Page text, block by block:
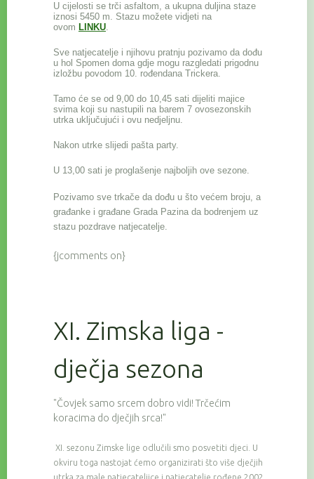
U cijelosti se trči asfaltom, a ukupna duljina staze
iznosi 5450 m. Stazu možete vidjeti na
ovom LINKU.
Sve natjecatelje i njihovu pratnju pozivamo da dođu
u hol Spomen doma gdje mogu razgledati prigodnu
izložbu povodom 10. rođendana Trickera.
Tamo će se od 9,00 do 10,45 sati dijeliti majice
svima koji su nastupili na barem 7 ovosezonskih
utrka uključujući i ovu nedjeljnu.
Nakon utrke slijedi pašta party.
U 13,00 sati je proglašenje najboljih ove sezone.
Pozivamo sve trkače da dođu u što većem broju, a
građanke i građane Grada Pazina da bodrenjem uz
stazu pozdrave natjecatelje.
{jcomments on}
XI. Zimska liga -
dječja sezona
"Čovjek samo srcem dobro vidi! Trčećim
koracima do dječjih srca!"
XI. sezonu Zimske lige odlučili smo posvetiti djeci. U
okviru toga nastojat ćemo organizirati što više dječjih
utrka za male natjecateljice i natjecatelje rođene 2002.